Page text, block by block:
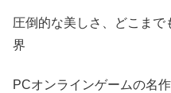
圧倒的な美しさ、どこま
界
PCオンラインゲームの名